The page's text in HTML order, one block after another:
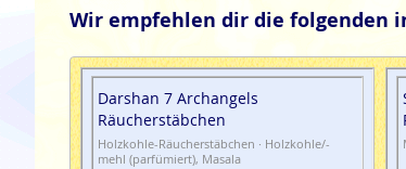
Wir empfehlen dir die folgenden
Darshan 7 Archangels
Räucherstäbchen
Holzkohle-Räucherstäbchen · Holzkohle/-
mehl (parfümiert), Masala